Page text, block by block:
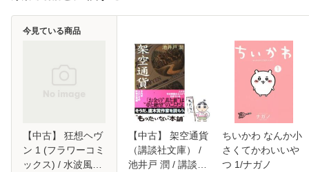
【中古】 狂想ヘヴ
ン 1 (フラワーコミ
ックス) / 水波風南
今見ている商品
【中古】 架空通貨
（講談社文庫） /
池井戸 潤 / 講談社
ちいかわ なんか小
さくてかわいいや
つ 1/ナガノ